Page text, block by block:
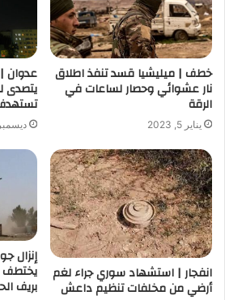
خطف | ميليشيا قسد تنفذ اطلاق
نار عشوائي وحصار لساعات في
الرقة
يناير 5, 2023
عدوان
يتصدى
ديسمبر 20, 2022
انفجار | استشهاد سوري جراء لغم
أرضي من مخلفات تنظيم داعش
إنزال
بريف